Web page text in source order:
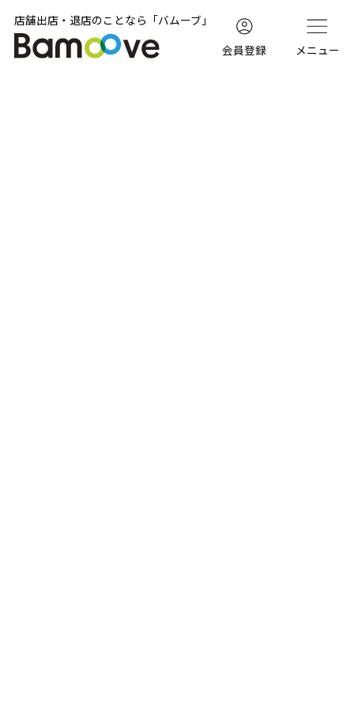
店舗出店・退店のことなら「バムーブ」
会員登録
メニュー